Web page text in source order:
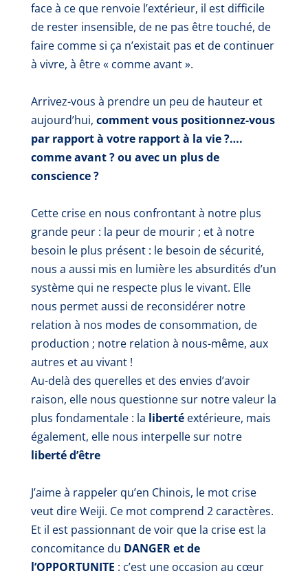
face à ce que renvoie l’extérieur, il est difficile
de rester insensible, de ne pas être touché, de
faire comme si ça n’existait pas et de continuer
à vivre, à être « comme avant ».
Arrivez-vous à prendre un peu de hauteur et
aujourd’hui, comment vous positionnez-vous
par rapport à votre rapport à la vie ?….
comme avant ? ou avec un plus de
conscience ?
Cette crise en nous confrontant à notre plus
grande peur : la peur de mourir ; et à notre
besoin le plus présent : le besoin de sécurité,
nous a aussi mis en lumière les absurdités d’un
système qui ne respecte plus le vivant. Elle
nous permet aussi de reconsidérer notre
relation à nos modes de consommation, de
production ; notre relation à nous-même, aux
autres et au vivant !
Au-delà des querelles et des envies d’avoir
raison, elle nous questionne sur notre valeur la
plus fondamentale : la liberté extérieure, mais
également, elle nous interpelle sur notre
liberté d’être
J’aime à rappeler qu’en Chinois, le mot crise
veut dire Weiji. Ce mot comprend 2 caractères.
Et il est passionnant de voir que la crise est la
concomitance du DANGER et de
l’OPPORTUNITE : c’est une occasion au cœur